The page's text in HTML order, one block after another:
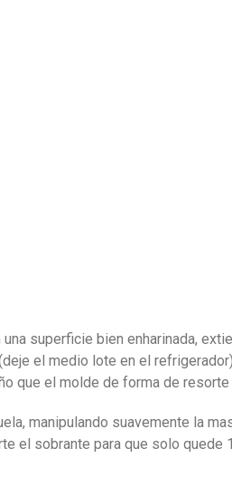
superficie bien enharinada,
el medio lote en el
que el molde de forma de
manipulando suavemente la
el sobrante para que solo quede